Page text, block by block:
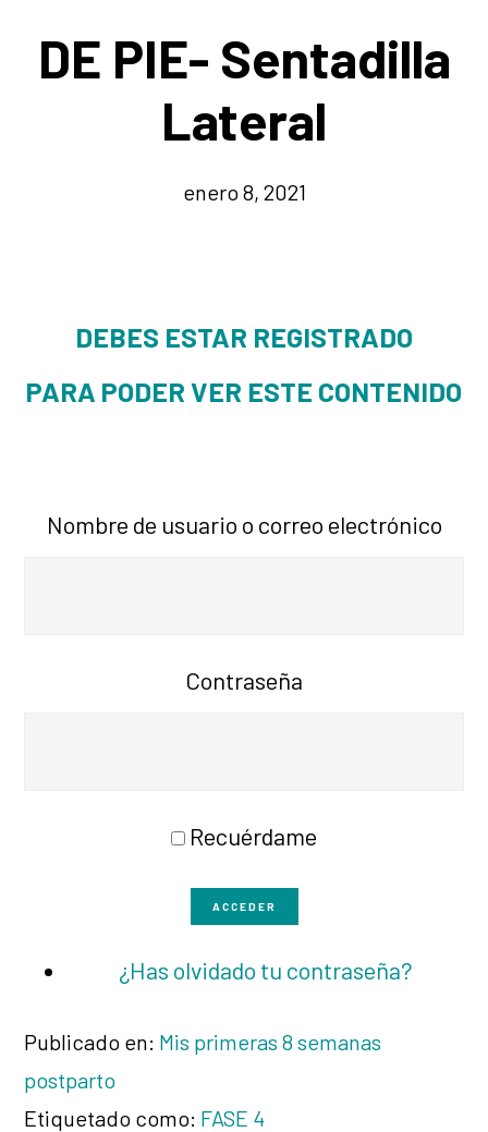
DE PIE- Sentadilla
Lateral
enero 8, 2021
DEBES ESTAR REGISTRADO
PARA PODER VER ESTE CONTENIDO
Nombre de usuario o correo electrónico
Contraseña
Recuérdame
ACCEDER
¿Has olvidado tu contraseña?
Publicado en: Mis primeras 8 semanas
postparto
Etiquetado como: FASE 4